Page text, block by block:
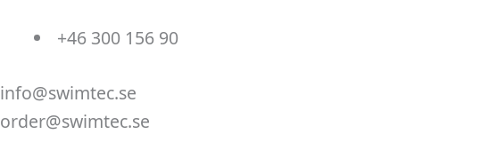
+46 300 156 90
info@swimtec.se
order@swimtec.se